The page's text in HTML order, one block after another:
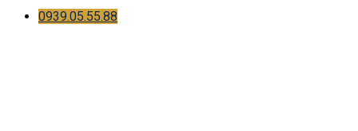
0939.05.55.88